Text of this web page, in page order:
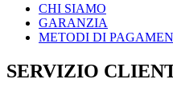
CHI SIAMO
GARANZIA
METODI DI
SERVIZIO